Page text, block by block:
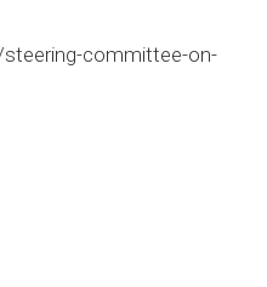
committee-on-